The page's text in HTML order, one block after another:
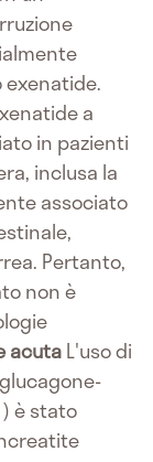
a
in pazienti
inclusa la
associato
Pertanto,
non è
acutaL'uso di
è stato